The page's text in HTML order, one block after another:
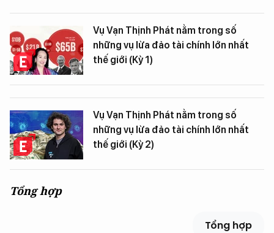
Vụ Vạn Thịnh Phát nằm trong số
những vụ lừa đảo tài chính lớn nhất
thế giới (Kỳ 1)
Vụ Vạn Thịnh Phát nằm trong số
những vụ lừa đảo tài chính lớn nhất
thế giới (Kỳ 2)
Tổng hợp
Tổng hợp